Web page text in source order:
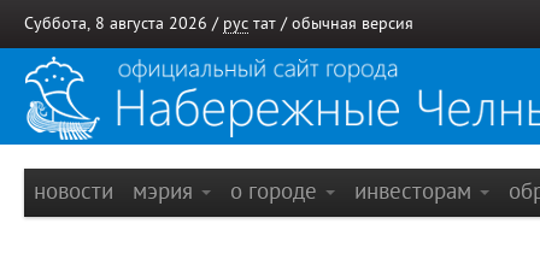
Суббота, 8 августа 2026 / рус тат / обычная версия
новости мэрия о городе инвесторам